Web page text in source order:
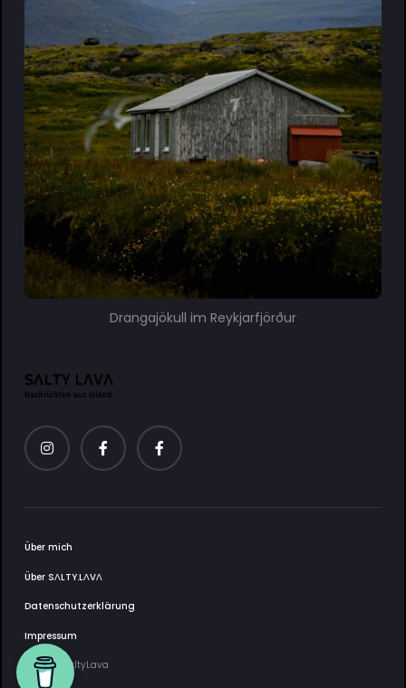
Drangajökull im Reykjarfjörður
Über mich
Über SΛLTY.LΛVΛ
Datenschutzerklärung
Impressum
2025 © SaltyLava